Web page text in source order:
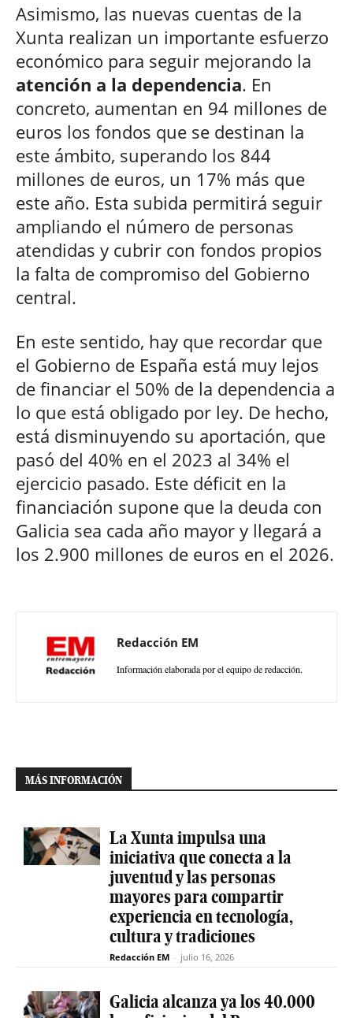
Asimismo, las nuevas cuentas de la
Xunta realizan un importante esfuerzo
económico para seguir mejorando la
atención a la dependencia. En
concreto, aumentan en 94 millones de
euros los fondos que se destinan la
este ámbito, superando los 844
millones de euros, un 17% más que
este año. Esta subida permitirá seguir
ampliando el número de personas
atendidas y cubrir con fondos propios
la falta de compromiso del Gobierno
central.
En este sentido, hay que recordar que
el Gobierno de España está muy lejos
de financiar el 50% de la dependencia a
lo que está obligado por ley. De hecho,
está disminuyendo su aportación, que
pasó del 40% en el 2023 al 34% el
ejercicio pasado. Este déficit en la
financiación supone que la deuda con
Galicia sea cada año mayor y llegará a
los 2.900 millones de euros en el 2026.
Redacción EM
Información elaborada por el equipo de redacción.
MÁS INFORMACIÓN
La Xunta impulsa una
iniciativa que conecta a la
juventud y las personas
mayores para compartir
experiencia en tecnología,
cultura y tradiciones
Redacción EM - julio 16, 2026
Galicia alcanza ya los 40.000